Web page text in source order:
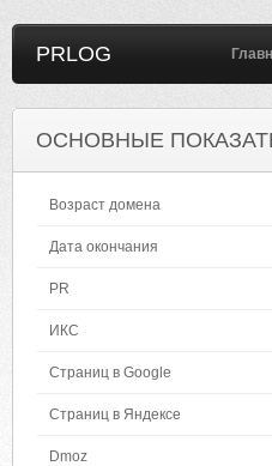
PRLOG
ОСНОВНЫЕ
Возраст домена
Дата окончания
PR
ИКС
Страниц в Google
Страниц в Яндексе
Dmoz